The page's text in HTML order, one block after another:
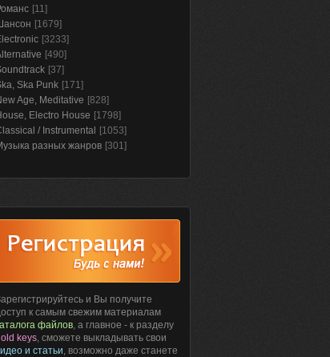
[11]
[1679]
[3233]
[490]
[37]
Ska Punk [171]
Age, Meditative [828]
Electro House [1798]
/ Instrumental
[1053]
разных жанров [301]
и Вы получите
к самым свежим материалам
файлов, а главное - к разделу
keys, сможете выкладывать свои
и статьи, возможно даже станете